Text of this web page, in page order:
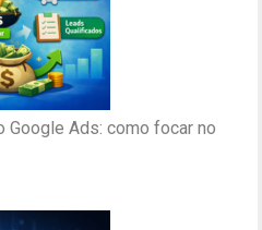
Google Ads: como focar no